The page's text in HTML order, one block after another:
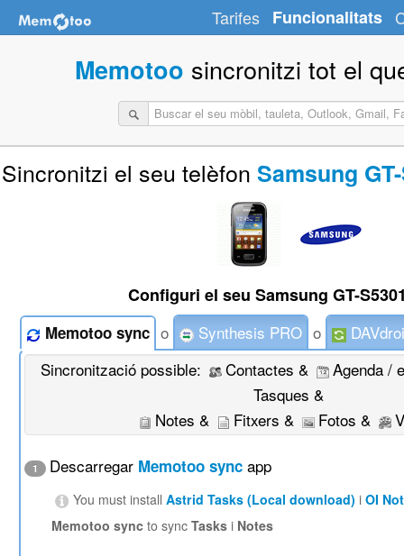
Tarifes Funcionalitats
Memotoo sincronitzi tot el
Sincronitzi el seu telèfon Samsung
Configuri el seu Samsung GT-
Memotoo sync o Synthesis PRO o
Sincronització possible:
Contactes &
Agenda /
Tasques &
Notes &
Fitxers & Fotos &
1 Descarregar Memotoo sync app
You must installAstrid Tasks (Local download) iOI
Memotoo sync to syncTasks i Notes